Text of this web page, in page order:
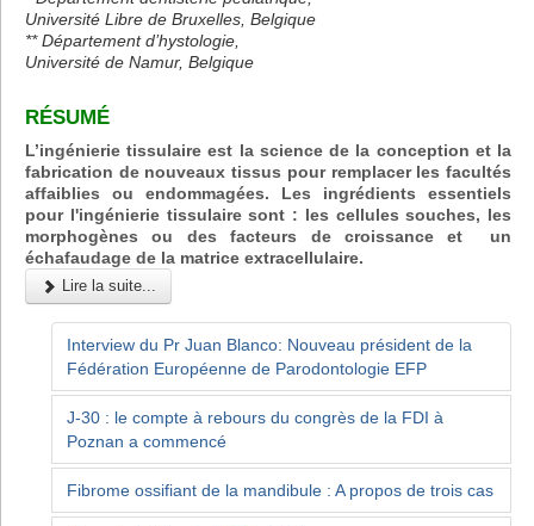
Université Libre de Bruxelles, Belgique
** Département d’hystologie,
Université de Namur, Belgique
RÉSUMÉ
L’ingénierie tissulaire est la science de la conception et la
fabrication de nouveaux tissus pour remplacer les facultés
affaiblies ou endommagées. Les ingrédients essentiels
pour l'ingénierie tissulaire sont : les cellules souches, les
morphogènes ou des facteurs de croissance et un
échafaudage de la matrice extracellulaire.
Lire la suite...
Interview du Pr Juan Blanco: Nouveau président de la
Fédération Européenne de Parodontologie EFP
J-30 : le compte à rebours du congrès de la FDI à
Poznan a commencé
Fibrome ossifiant de la mandibule : A propos de trois cas